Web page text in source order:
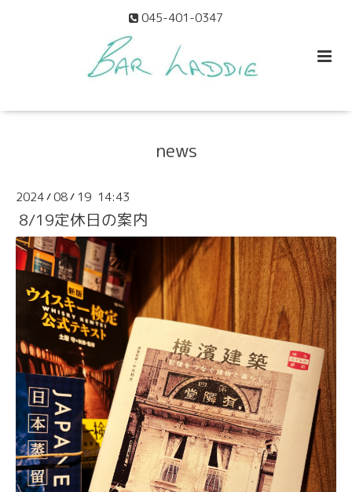
045-401-0347
news
2024/08/ 19 14:43
8/19定休日の案内